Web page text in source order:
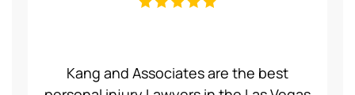
Kang and Associates are the best